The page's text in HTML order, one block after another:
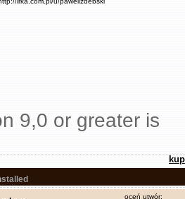
9,0 or greater is
oceń utwór: